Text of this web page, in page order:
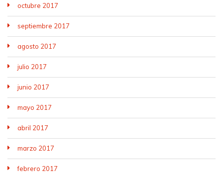
octubre 2017
septiembre 2017
agosto 2017
julio 2017
junio 2017
mayo 2017
abril 2017
marzo 2017
febrero 2017